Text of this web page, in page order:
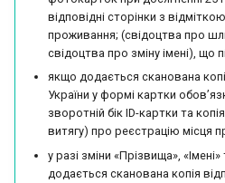
відповідні сторінки з
проживання; (свідоцтва про
свідоцтва про зміну імені), що
якщо додається сканована
України у формі картки
зворотній бік ID-картки та
витягу) про реєстрацію місця
у разі зміни «Прізвища»,
додається сканована копія